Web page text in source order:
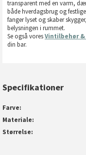
transparent med en varm,
både hverdagsbrug og
fanger lyset og skaber
belysningen i rummet.
Se også voresVintilbehør
din bar.
Specifikationer
Farve
Materiale
Størrelse